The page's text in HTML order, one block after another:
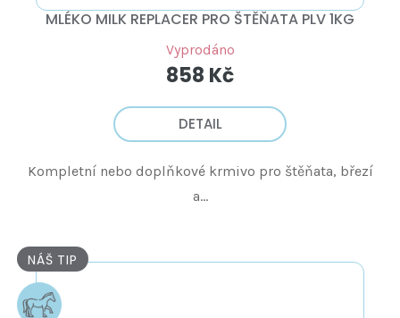
MLÉKO MILK REPLACER PRO ŠTĚŇATA PLV 1KG
Vyprodáno
858 Kč
DETAIL
Kompletní nebo doplňkové krmivo pro štěňata, březí
a...
NÁŠ TIP